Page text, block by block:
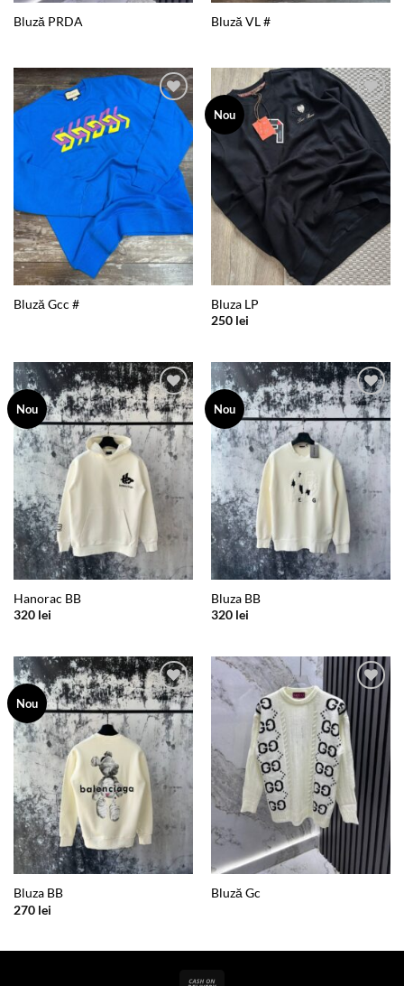
Bluză PRDA Bluză VL #
Add to
wishlist
Bluză Gcc #
Nou
Add to
wishlist
Bluza LP
250 lei
Nou
Add to
wishlist
Hanorac BB
320 lei
Nou
Add to
wishlist
Bluza BB
320 lei
Nou
Add to
wishlist
Bluza BB
270 lei
Add to
wishlist
Bluză Gc